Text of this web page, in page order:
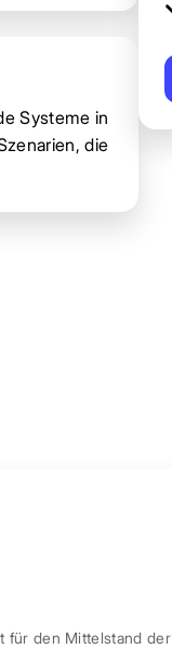
Systeme in
die
den Mittelstand